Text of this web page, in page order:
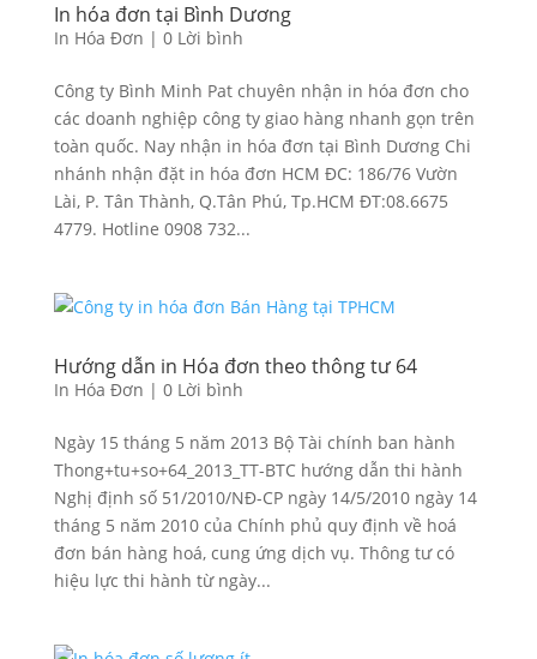
In hóa đơn tại Bình Dương
In Hóa Đơn | 0 Lời bình
Công ty Bình Minh Pat chuyên nhận in hóa đơn cho
các doanh nghiệp công ty giao hàng nhanh gọn trên
toàn quốc. Nay nhận in hóa đơn tại Bình Dương Chi
nhánh nhận đặt in hóa đơn HCM ĐC: 186/76 Vườn
Lài, P. Tân Thành, Q.Tân Phú, Tp.HCM ĐT:08.6675
4779. Hotline 0908 732...
Hướng dẫn in Hóa đơn theo thông tư 64
In Hóa Đơn | 0 Lời bình
Ngày 15 tháng 5 năm 2013 Bộ Tài chính ban hành
Thong+tu+so+64_2013_TT-BTC hướng dẫn thi hành
Nghị định số 51/2010/NĐ-CP ngày 14/5/2010 ngày 14
tháng 5 năm 2010 của Chính phủ quy định về hoá
đơn bán hàng hoá, cung ứng dịch vụ. Thông tư có
hiệu lực thi hành từ ngày...